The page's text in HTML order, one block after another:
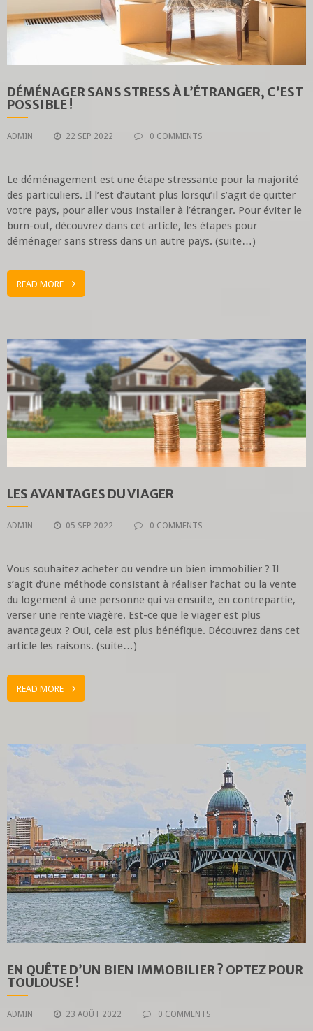
DÉMÉNAGER SANS STRESS À L’ÉTRANGER, C’EST
POSSIBLE !
ADMIN 22 SEP 2022 0 COMMENTS
Le déménagement est une étape stressante pour la majorité
des particuliers. Il l’est d’autant plus lorsqu’il s’agit de quitter
votre pays, pour aller vous installer à l’étranger. Pour éviter le
burn-out, découvrez dans cet article, les étapes pour
déménager sans stress dans un autre pays. (suite…)
READ MORE
LES AVANTAGES DU VIAGER
ADMIN 05 SEP 2022 0 COMMENTS
Vous souhaitez acheter ou vendre un bien immobilier ? Il
s’agit d’une méthode consistant à réaliser l’achat ou la vente
du logement à une personne qui va ensuite, en contrepartie,
verser une rente viagère. Est-ce que le viager est plus
avantageux ? Oui, cela est plus bénéfique. Découvrez dans cet
article les raisons. (suite…)
READ MORE
EN QUÊTE D’UN BIEN IMMOBILIER ? OPTEZ POUR
TOULOUSE !
ADMIN 23 AOÛT 2022 0 COMMENTS